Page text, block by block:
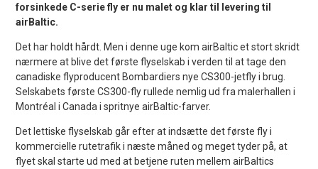
forsinkede C-serie fly er nu malet og klar til levering til
airBaltic.
Det har holdt hårdt. Men i denne uge kom airBaltic et stort skridt
nærmere at blive det første flyselskab i verden til at tage den
canadiske flyproducent Bombardiers nye CS300-jetfly i brug.
Selskabets første CS300-fly rullede nemlig ud fra malerhallen i
Montréal i Canada i spritnye airBaltic-farver.
Det lettiske flyselskab går efter at indsætte det første fly i
kommercielle rutetrafik i næste måned og meget tyder på, at
flyet skal starte ud med at betjene ruten mellem airBaltics